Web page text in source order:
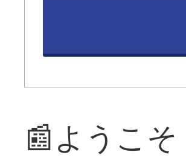
📰ようこ